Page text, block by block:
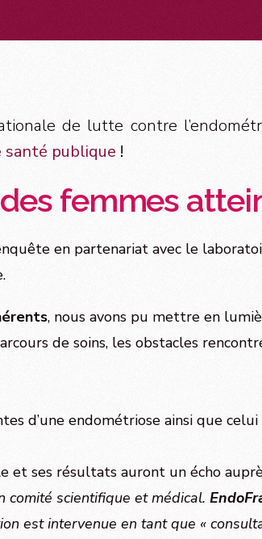
de lutte contre
santé publique !
femmes
en partenariat avec le
, nous avons pu mettre en
de soins, les obstacles
d’une endométriose ainsi que
et ses résultats auront un écho
comité scientifique et médical.
est intervenue en tant que «